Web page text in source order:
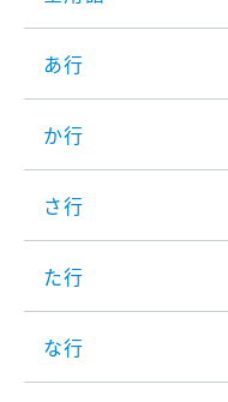
あ行
か行
さ行
た行
な行